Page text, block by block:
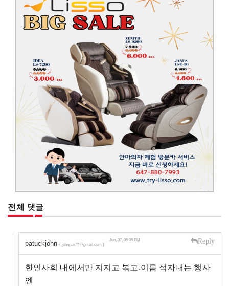
전체 댓글
patuckjohn ( johnpatu**@gmail.com )
Jun, 07, 05:35 PM Reply
한인사회 내에서만 지지고 볶고,이름 석자내는 행사
엔